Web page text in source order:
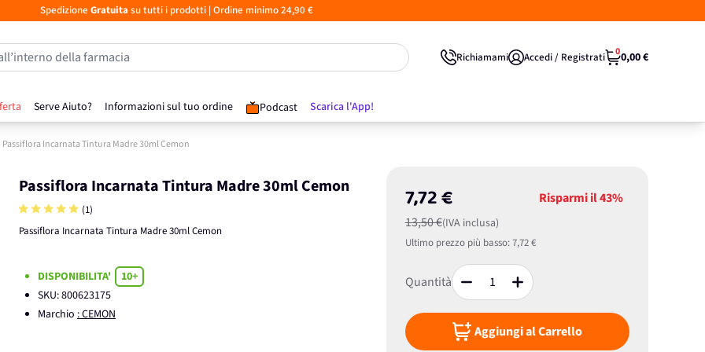
Spedizione Gratuita su tutti i prodotti| Ordine minimo 24,90 €
Serve Aiuto? Informazioni sul tuo ordine Podcast Scarica l'App!
della farmacia Richiamami Accedi / Registrati 00,00 €
Passiflora Incarnata Tintura Madre 30ml Cemon
Passiflora Incarnata Tintura Madre 30ml Cemon
(1)
Passiflora Incarnata Tintura Madre 30ml Cemon
7,72 €
13,50 €(IVA inclusa)
Risparmi il43%
Ultimo prezzo più basso:7,72 €
Quantità
Aggiungi al Carrello
DISPONIBILITA'
10+
SKU:800623175
Marchio : CEMON